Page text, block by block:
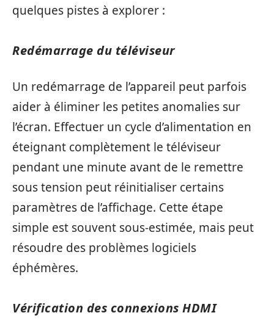
quelques pistes à explorer :
Redémarrage du téléviseur
Un redémarrage de l’appareil peut parfois
aider à éliminer les petites anomalies sur
l’écran. Effectuer un cycle d’alimentation en
éteignant complètement le téléviseur
pendant une minute avant de le remettre
sous tension peut réinitialiser certains
paramètres de l’affichage. Cette étape
simple est souvent sous-estimée, mais peut
résoudre des problèmes logiciels
éphémères.
Vérification des connexions HDMI